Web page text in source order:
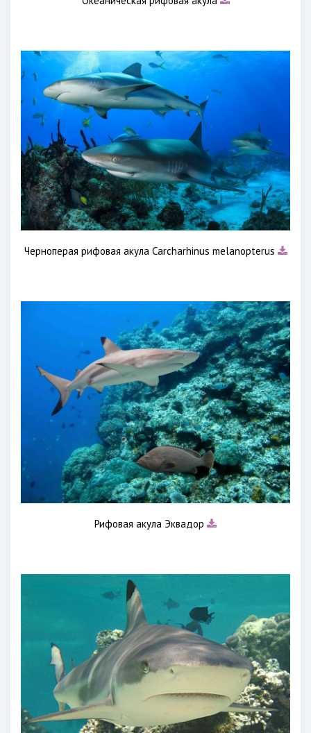
Черноперая рифовая акула Carcharhinus melanopterus
Рифовая акула Эквадор